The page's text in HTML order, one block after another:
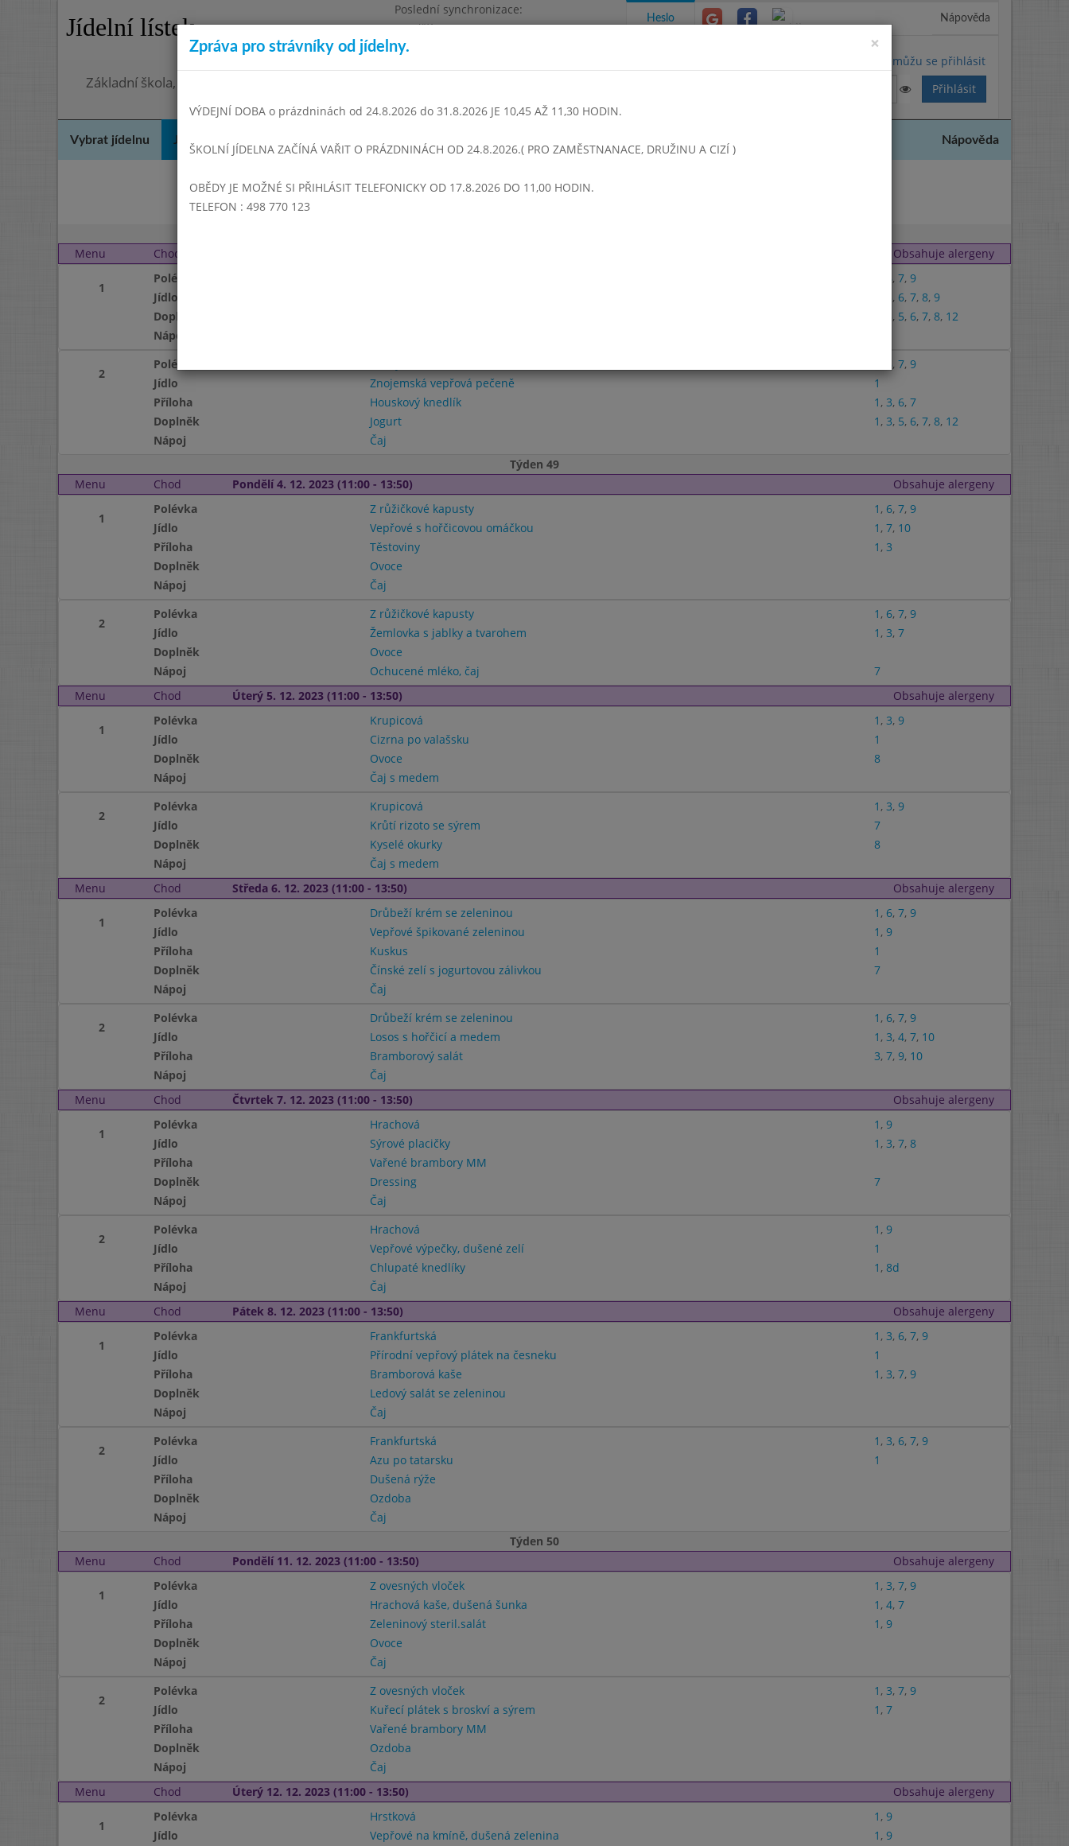
Jídelní lístek
Poslední synchronizace:
Pondělí 3.8.2026 9:06
Omezení objednávek
Základní škola, Hradec Králové, Bezručova 1468
Heslo Nápověda
Nemůžu se přihlásit
Vybrat jídelnu Jídelní lístek Nápověda
Říjen 2023 Listopad 2023 Prosinec 2023
Menu
Chod Obsahuje alergeny
1
Polévka , 7, 9
Jídlo
, 6, 7, 8, 9
Doplněk
, 5, 6, 7, 8, 12
Nápoj
2
Polévka , 7, 9
Jídlo
Znojemská vepřová pečeně
1
Příloha
Houskový knedlík 1 , 3, 6, 7
Doplněk
Jogurt 1 , 3, 5, 6, 7, 8, 12
Nápoj
Čaj
Týden 49
Menu
Chod Pondělí 4. 12. 2023 (11:00 - 13:50) Obsahuje alergeny
1
Polévka Z růžičkové kapusty 1 , 6, 7, 9
Jídlo
Vepřové s hořčicovou omáčkou 1 , 7, 10
Příloha
Těstoviny 1 , 3
Doplněk
Ovoce
Nápoj
Čaj
2
Polévka Z růžičkové kapusty 1 , 6, 7, 9
Jídlo
Žemlovka s jablky a tvarohem 1 , 3, 7
Doplněk
Ovoce
Nápoj
Ochucené mléko, čaj
7
Menu
Chod Úterý 5. 12. 2023 (11:00 - 13:50) Obsahuje alergeny
1
Polévka Krupicová 1 , 3, 9
Jídlo
Cizrna po valašsku
1
Doplněk
Ovoce
8
Nápoj
Čaj s medem
2
Polévka Krupicová 1 , 3, 9
Jídlo
Krůtí rizoto se sýrem
7
Doplněk
Kyselé okurky
8
Nápoj
Čaj s medem
Menu
Chod Středa 6. 12. 2023 (11:00 - 13:50) Obsahuje alergeny
1
Polévka Drůbeží krém se zeleninou 1 , 6, 7, 9
Jídlo
Vepřové špikované zeleninou 1 , 9
Příloha
Kuskus
1
Doplněk
Čínské zelí s jogurtovou zálivkou
7
Nápoj
Čaj
2
Polévka Drůbeží krém se zeleninou 1 , 6, 7, 9
Jídlo
Losos s hořčicí a medem 1 , 3, 4, 7, 10
Příloha
Bramborový salát 3, 7, 9, 10
Nápoj
Čaj
Menu
Chod Čtvrtek 7. 12. 2023 (11:00 - 13:50) Obsahuje alergeny
1
Polévka Hrachová 1 , 9
Jídlo
Sýrové placičky 1 , 3, 7, 8
Příloha
Vařené brambory MM
Doplněk
Dressing
7
Nápoj
Čaj
2
Polévka Hrachová 1 , 9
Jídlo
Vepřové výpečky, dušené zelí
1
Příloha
Chlupaté knedlíky 1 , 8d
Nápoj
Čaj
Menu
Chod Pátek 8. 12. 2023 (11:00 - 13:50) Obsahuje alergeny
1
Polévka Frankfurtská 1 , 3, 6, 7, 9
Jídlo
Přírodní vepřový plátek na česneku
1
Příloha
Bramborová kaše 1 , 3, 7, 9
Doplněk
Ledový salát se zeleninou
Nápoj
Čaj
2
Polévka Frankfurtská 1 , 3, 6, 7, 9
Jídlo
Azu po tatarsku
1
Příloha
Dušená rýže
Doplněk
Ozdoba
Nápoj
Čaj
Týden 50
Menu
Chod Pondělí 11. 12. 2023 (11:00 - 13:50) Obsahuje alergeny
1
Polévka Z ovesných vloček 1 , 3, 7, 9
Jídlo
Hrachová kaše, dušená šunka 1 , 4, 7
Příloha
Zeleninový steril.salát 1 , 9
Doplněk
Ovoce
Nápoj
Čaj
2
Polévka Z ovesných vloček 1 , 3, 7, 9
Jídlo
Kuřecí plátek s broskví a sýrem 1 , 7
Příloha
Vařené brambory MM
Doplněk
Ozdoba
Nápoj
Čaj
Menu
Chod Úterý 12. 12. 2023 (11:00 - 13:50) Obsahuje alergeny
1
Polévka Hrstková 1 , 9
Jídlo
Vepřové na kmíně, dušená zelenina 1 , 9
×
Zpráva pro strávníky od jídelny.
VÝDEJNÍ DOBA o prázdninách od 24.8.2026 do 31.8.2026 JE 10,45 AŽ 11,30 HODIN.
ŠKOLNÍ JÍDELNA ZAČÍNÁ VAŘIT O PRÁZDNINÁCH OD 24.8.2026.( PRO ZAMĚSTNANACE, DRUŽINU A CIZÍ )
OBĚDY JE MOŽNÉ SI PŘIHLÁSIT TELEFONICKY OD 17.8.2026 DO 11,00 HODIN.
TELEFON : 498 770 123